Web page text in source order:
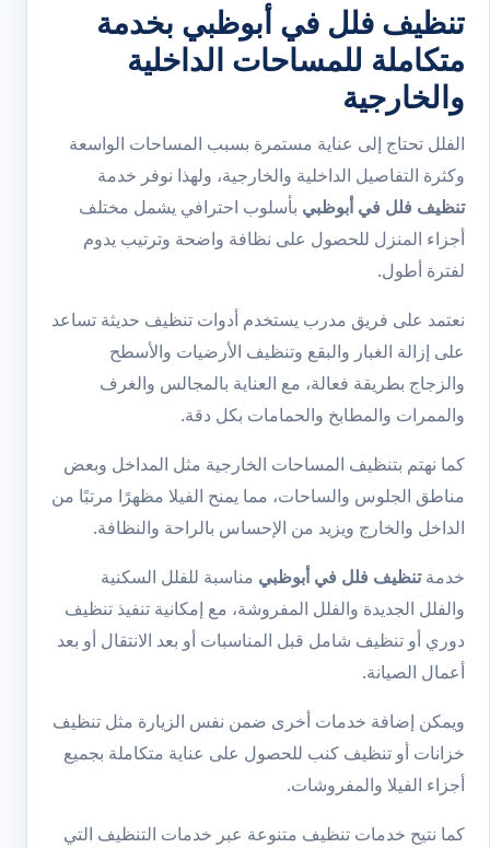
تنظيف فلل في أبوظبي بخدمة
متكاملة للمساحات الداخلية
والخارجية
الفلل تحتاج إلى عناية مستمرة بسبب المساحات الواسعة
وكثرة التفاصيل الداخلية والخارجية، ولهذا نوفر خدمة
تنظيف فلل في أبوظبي بأسلوب احترافي يشمل مختلف
أجزاء المنزل للحصول على نظافة واضحة وترتيب يدوم
لفترة أطول.
نعتمد على فريق مدرب يستخدم أدوات تنظيف حديثة تساعد
على إزالة الغبار والبقع وتنظيف الأرضيات والأسطح
والزجاج بطريقة فعالة، مع العناية بالمجالس والغرف
والممرات والمطابخ والحمامات بكل دقة.
كما نهتم بتنظيف المساحات الخارجية مثل المداخل وبعض
مناطق الجلوس والساحات، مما يمنح الفيلا مظهرًا مرتبًا من
الداخل والخارج ويزيد من الإحساس بالراحة والنظافة.
خدمةتنظيف فلل في أبوظبي مناسبة للفلل السكنية
والفلل الجديدة والفلل المفروشة، مع إمكانية تنفيذ تنظيف
دوري أو تنظيف شامل قبل المناسبات أو بعد الانتقال أو بعد
أعمال الصيانة.
ويمكن إضافة خدمات أخرى ضمن نفس الزيارة مثل تنظيف
خزانات أو تنظيف كنب للحصول على عناية متكاملة بجميع
أجزاء الفيلا والمفروشات.
كما نتيح خدمات تنظيف متنوعة عبر خدمات التنظيف التي